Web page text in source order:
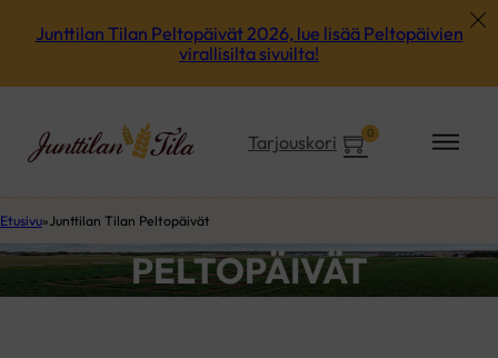
Junttilan Tilan Peltopäivät 2026, lue lisää Peltopäivien
virallisilta sivuilta!
0
Tarjouskori
Etusivu Junttilan Tilan Peltopäivät
PELTOPÄIVÄT